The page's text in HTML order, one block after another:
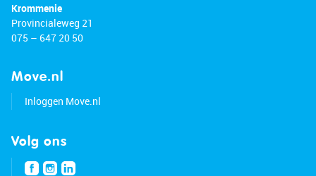
Krommenie
Provincialeweg 21
075 – 647 20 50
Move.nl
Inloggen Move.nl
Volg ons